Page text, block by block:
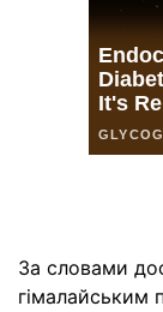
За словами
гімалайським